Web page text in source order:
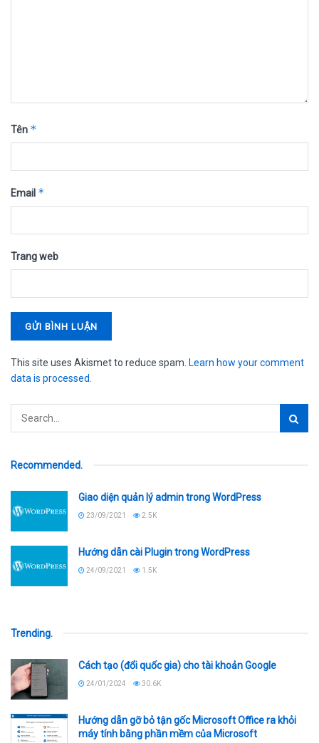
Tên *
Email *
Trang web
This site uses Akismet to reduce spam. Learn how your comment
data is processed.
Recommended.
Giao diện quản lý admin trong WordPress
23/09/2021 2.5K
Hướng dẫn cài Plugin trong WordPress
24/09/2021 1.5K
Trending.
Cách tạo (đổi quốc gia) cho tài khoản Google
24/01/2024 30.6K
Hướng dẫn gỡ bỏ tận gốc Microsoft Office ra khỏi
máy tính bằng phần mềm của Microsoft